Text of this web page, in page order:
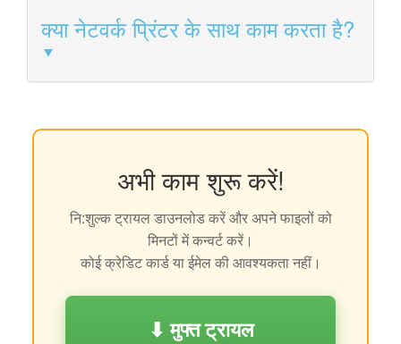
क्या नेटवर्क प्रिंटर के साथ काम करता है?
अभी काम शुरू करें!
नि:शुल्क ट्रायल डाउनलोड करें और अपने फाइलों को
मिनटों में कन्वर्ट करें।
कोई क्रेडिट कार्ड या ईमेल की आवश्यकता नहीं।
⬇ मुफ्त ट्रायल